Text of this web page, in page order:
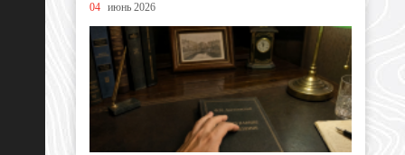
04 июнь 2026